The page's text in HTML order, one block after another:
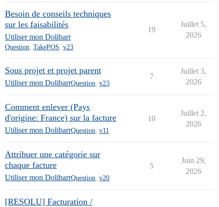
Besoin de conseils techniques
sur les faisabilités
Utiliser mon Dolibarr
Question, TakePOS, v23
19
Juillet 5,
2026
Sous projet et projet parent
Utiliser mon DolibarrQuestion v23
7
Juillet 3,
2026
Comment enlever (Pays
d'origine: France) sur la facture
Utiliser mon DolibarrQuestion v11
10
Juillet 2,
2026
Attribuer une catégorie sur
chaque facture
Utiliser mon DolibarrQuestion v20
5
Juin 29,
2026
[RESOLU] Facturation /